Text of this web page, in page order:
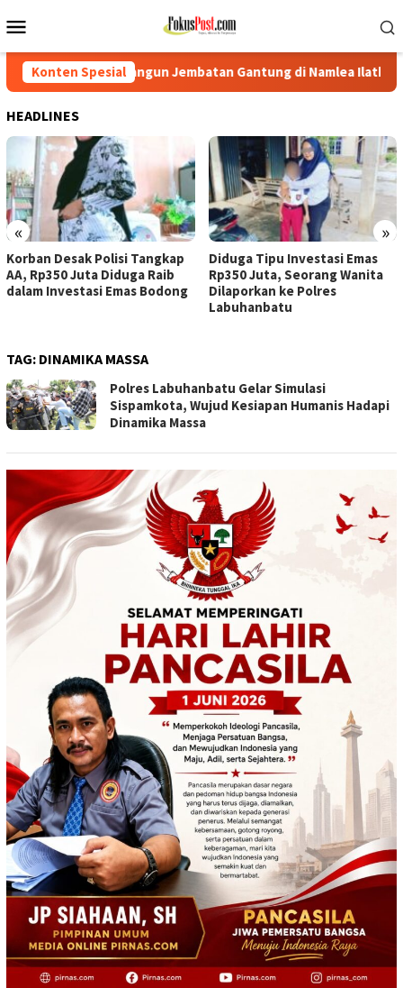
ke
Mobile
Konten Spesial
Bangun Jembatan Gantung di Namlea Ilath Korban
HEADLINES
« »
Korban Desak Polisi Tangkap
AA, Rp350 Juta Diduga Raib
dalam Investasi Emas Bodong
Diduga Tipu Investasi Emas
Rp350 Juta, Seorang Wanita
Dilaporkan ke Polres
Labuhanbatu
TAG: DINAMIKA MASSA
Polres Labuhanbatu Gelar Simulasi
Sispamkota, Wujud Kesiapan Humanis Hadapi
Dinamika Massa